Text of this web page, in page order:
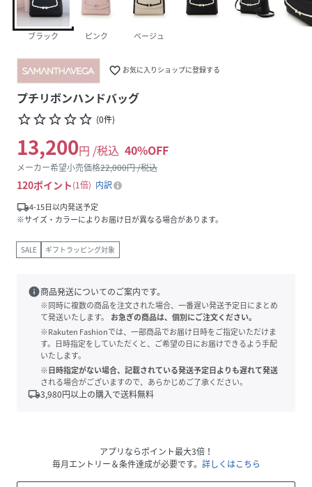
ブラック ピンク ベージュ
favorite_border お気に入りショップに登録する
プチリボンハンドバッグ
star_borderstar_borderstar_borderstar_borderstar_border (0件)
13,200円 /税込 40%OFF
メーカー希望小売価格22,000円 /税込
120ポイント 1倍
内訳
local_shipping4-15日以内発送予定
※サイズ・カラーによりお届け日が異なる場合があります。
SALE ギフトラッピング対象
info商品発送についてのご案内です。
※同時に複数の商品を注文された場合、一番遅い発送予定日にまとめ
て発送いたします。
お急ぎの商品は、個別にご注文ください。
※Rakuten Fashionでは、一部商品でお届け日時をご指定いただけま
す。日時指定をしていただくと、ご希望の日にお届けできるよう手配
いたします。
※日時指定がない場合、記載されている発送予定日よりも遅れて発送
される場合がございますので、あらかじめご了承ください。
local_shipping3,980円以上の購入で送料無料
アプリならポイント最大3倍！
毎月エントリー＆条件達成が必要です。 詳しくはこちら